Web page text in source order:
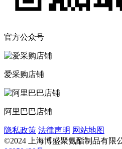
官方公众号
爱采购店铺
阿里巴巴店铺
隐私政策 法律声明 网站地图
©2024 上海博盛聚氨酯制品有限